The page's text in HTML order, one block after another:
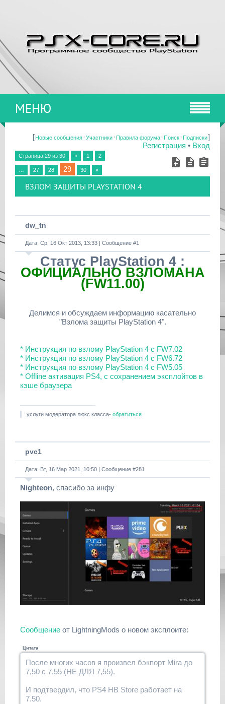
МЕНЮ
[Новые сообщения·Участники·Правила форума·Поиск·Подписки]
Регистрация • Вход
Страница 29 из 30 « 1 2
27 28 29 30 »
ВЗЛОМ ЗАЩИТЫ PLAYSTATION 4
dw_tn
Дата: Ср, 16 Окт 2013, 13:33 | Сообщение #1
Статус PlayStation 4 :
ОФИЦИАЛЬНО ВЗЛОМАНА
(FW11.00)
Делимся и обсуждаем информацию касательно
"Взлома защиты PlayStation 4".
* Инструкция по взлому PlayStation 4 с FW7.02
* Инструкция по взлому PlayStation 4 с FW6.72
* Инструкция по взлому PlayStation 4 с FW5.05
* Offline активация PS4, с сохранением эксплойтов в
кэше браузера
услуги модератора люкс класса- обратиться
pvc1
Дата: Вт, 16 Мар 2021, 10:50 | Сообщение #281
Nighteon, спасибо за инфу
Сообщение от LightningMods о новом эксплоите:
Цитата
После многих часов я произвел бэкпорт Mira до
7,50 с 7,55 (НЕ ДЛЯ 7,55).
И подтвердил, что PS4 HB Store работает на
7.50.